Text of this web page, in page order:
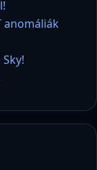
anomáliák